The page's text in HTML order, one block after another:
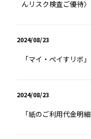
んリスク検査ご優待
2024/08/23
「マイ・ぺイすリボ
2024/08/23
「紙のご利用代金明